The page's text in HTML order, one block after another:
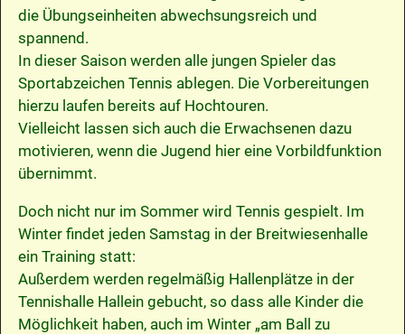
die Übungseinheiten abwechsungsreich und
spannend.
In dieser Saison werden alle jungen Spieler das
Sportabzeichen Tennis ablegen. Die Vorbereitungen
hierzu laufen bereits auf Hochtouren.
Vielleicht lassen sich auch die Erwachsenen dazu
motivieren, wenn die Jugend hier eine Vorbildfunktion
übernimmt.
Doch nicht nur im Sommer wird Tennis gespielt. Im
Winter findet jeden Samstag in der Breitwiesenhalle
ein Training statt:
Außerdem werden regelmäßig Hallenplätze in der
Tennishalle Hallein gebucht, so dass alle Kinder die
Möglichkeit haben, auch im Winter „am Ball zu